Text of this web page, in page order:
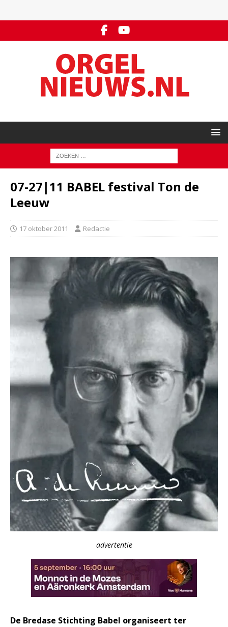
07-27|11 BABEL festival Ton de
Leeuw
17 oktober 2011 Redactie
advertentie
De Bredase Stichting Babel organiseert ter